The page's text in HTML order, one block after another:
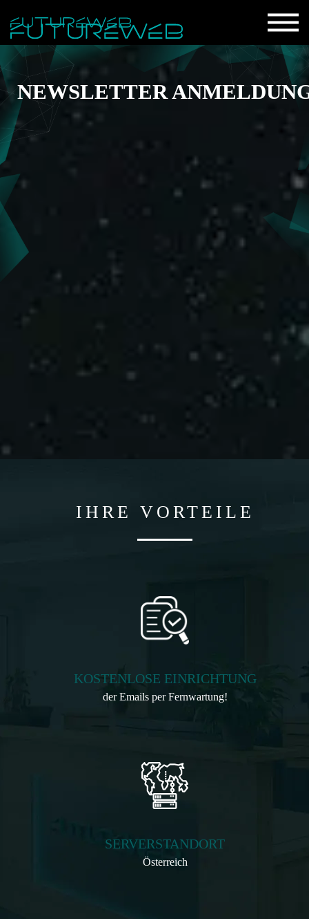
NEWSLETTER
IHRE VORTEILE
KOSTENLOSE EINRICHTUNG
der Emails per Fernwartung!
SERVERSTANDORT
Österreich